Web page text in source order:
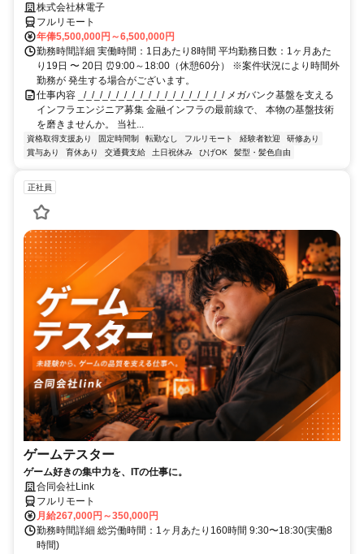
株式会社林電子
フルリモート
年俸5,500,000円～6,500,000円
勤務時間詳細 実働時間：1日あたり8時間 平均勤務日数：1ヶ月あた
り19日 〜 20日 ⏰9:00～18:00（休憩60分） ※案件状況により時間外
勤務が 発生する場合がございます。
仕事内容 _/_/_/_/_/_/_/_/_/_/_/_/_/_/_/_/_/_/ メガバンク基盤を支える
インフラエンジニア募集 金融インフラの最前線で、 本物の基盤技術
を磨きませんか。 当社...
資格取得支援あり 固定時間制 転勤なし フルリモート 経験者歓迎
研修あり
賞与あり
育休あり 交通費支給 土日祝休み ひげOK 髪型・髪色自由
正社員
ゲームテスター
ゲーム好きの集中力を、ITの仕事に。
合同会社Link
フルリモート
月給267,000円～350,000円
勤務時間詳細 総労働時間：1ヶ月あたり160時間 9:30〜18:30(実働8
時間)